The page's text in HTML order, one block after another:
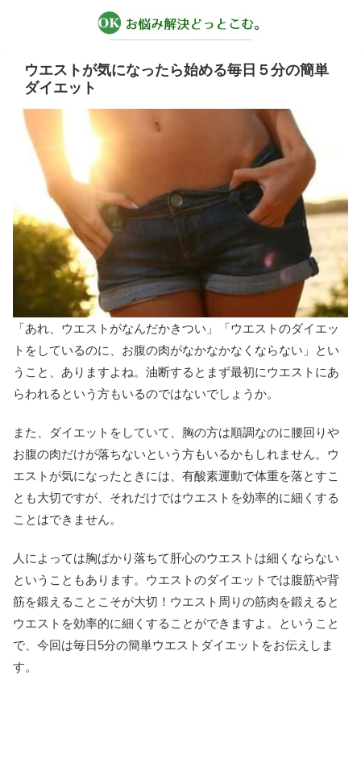
ウエストが気になったら始める毎日５分の簡単
ダイエット
「あれ、ウエストがなんだかきつい」「ウエストのダイエッ
トをしているのに、お腹の肉がなかなかなくならない」とい
うこと、ありますよね。油断するとまず最初にウエストにあ
らわれるという方もいるのではないでしょうか。
また、ダイエットをしていて、胸の方は順調なのに腰回りや
お腹の肉だけが落ちないという方もいるかもしれません。ウ
エストが気になったときには、有酸素運動で体重を落とすこ
とも大切ですが、それだけではウエストを効率的に細くする
ことはできません。
人によっては胸ばかり落ちて肝心のウエストは細くならない
ということもあります。ウエストのダイエットでは腹筋や背
筋を鍛えることこそが大切！ウエスト周りの筋肉を鍛えると
ウエストを効率的に細くすることができますよ。ということ
で、今回は毎日5分の簡単ウエストダイエットをお伝えしま
す。